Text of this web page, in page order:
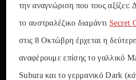
την αναγνώριση που τους αξίζει:
το αυστραλέζικο διαμάντι Secret
στις 8 Οκτώβρη έρχεται η
αναφέρουμε επίσης το γαλλικό
Subura και το γερμανικό Dark (